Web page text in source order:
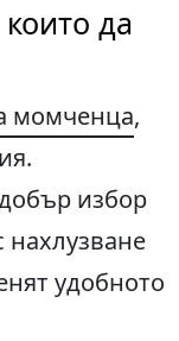
да
момченца,
избор
нахлузване
удобното